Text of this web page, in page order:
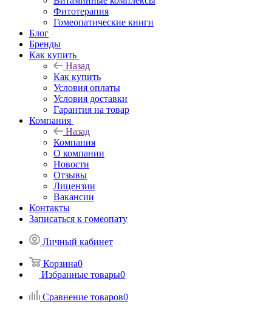
Фитотерапия
Гомеопатические книги
Блог
Бренды
Как купить
Назад
Как купить
Условия оплаты
Условия доставки
Гарантия на товар
Компания
Назад
Компания
О компании
Новости
Отзывы
Лицензии
Вакансии
Контакты
Записаться к гомеопату
Личный кабинет
Корзина0
Избранные товары0
Сравнение товаров0